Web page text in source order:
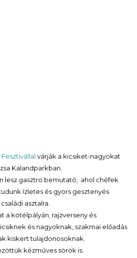
várják a kicsiket-nagyokat
Kalandparkban.
lesz gasztro bemutató, ahol chéfek
ízletes és gyors gesztenyés
asztalra.
a kötélpályán, rajzverseny és
és nagyoknak, szakmai előadás
kiskert tulajdonosoknak.
kézműves sörök is.